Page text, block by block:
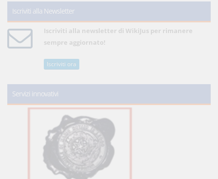
Iscriviti alla Newsletter
Iscriviti alla newsletter di WikiJus per rimanere
sempre aggiornato!
Iscriviti ora
Servizi innovativi